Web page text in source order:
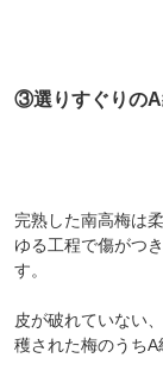
③選りすぐりの
完熟した南高梅は
ゆる工程で傷がつ
す。
皮が破れていない
穫された梅のうちA